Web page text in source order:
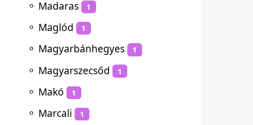
⚬ Madaras 1
⚬ Maglód 1
⚬ Magyarbánhegyes 1
⚬ Magyarszecsőd 1
⚬ Makó 1
⚬ Marcali 1